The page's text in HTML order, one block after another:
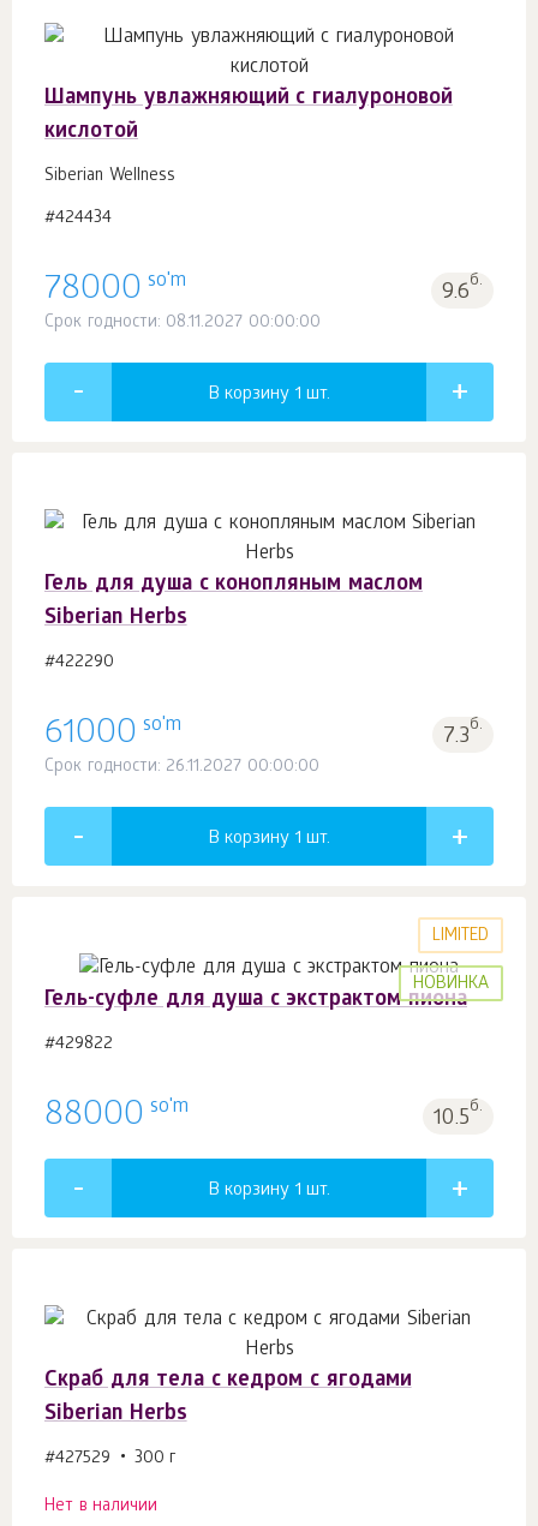
Шампунь увлажняющий с гиалуроновой
кислотой
Siberian Wellness
#424434
78000 so'm 9.6б.
Срок годности: 08.11.2027 00:00:00
В корзину 1 шт.
Гель для душа с конопляным маслом
Siberian Herbs
#422290
61000 so'm 7.3б.
Срок годности: 26.11.2027 00:00:00
В корзину 1 шт.
LIMITED
НОВИНКА
Гель-суфле для душа с экстрактом пиона
#429822
88000 so'm 10.5б.
В корзину 1 шт.
Скраб для тела с кедром с ягодами
Siberian Herbs
#427529 300 г
Нет в наличии